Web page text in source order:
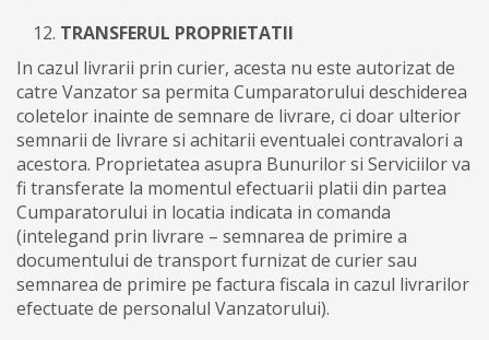
TRANSFERUL PROPRIETATII
In cazul livrarii prin curier, acesta nu este autorizat de
catre Vanzator sa permita Cumparatorului deschiderea
coletelor inainte de semnare de livrare, ci doar ulterior
semnarii de livrare si achitarii eventualei contravalori a
acestora. Proprietatea asupra Bunurilor si Serviciilor va
fi transferate la momentul efectuarii platii din partea
Cumparatorului in locatia indicata in comanda
(intelegand prin livrare – semnarea de primire a
documentului de transport furnizat de curier sau
semnarea de primire pe factura fiscala in cazul livrarilor
efectuate de personalul Vanzatorului).